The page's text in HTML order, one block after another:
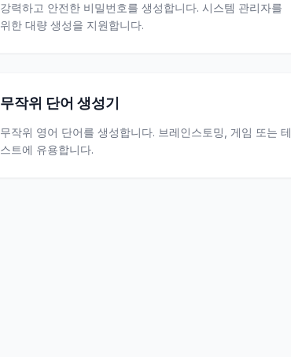
강력하고 안전한 비밀번호를 생성합니다. 시스템 관리자를
위한 대량 생성을 지원합니다.
무작위 단어 생성기
무작위 영어 단어를 생성합니다. 브레인스토밍, 게임 또는 테
스트에 유용합니다.